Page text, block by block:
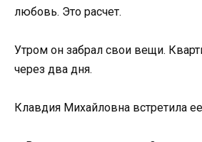
любовь. Это расчет.
Утром он забрал свои вещи.
через два дня.
Клавдия Михайловна встретила